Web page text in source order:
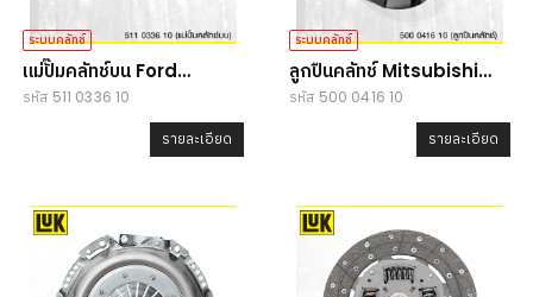
ระบบคลัทช์
แม่ปั๊มคลัทช์บน Ford
Ranger 2.2/3.2 (T6) /
Mazda BT50Pro
รหัส 511 0336 10
รายละเอียด
ระบบคลัทช์
ลูกปืนคลัทช์ Mitsubishi
Triton/Strada 2.5/2.8
รหัส 500 0416 10
รายละเอียด